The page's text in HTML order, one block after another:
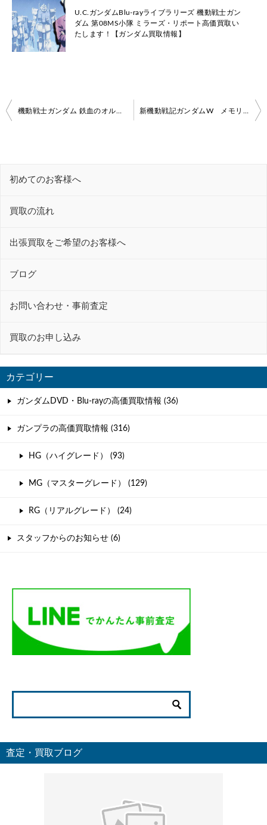
U.C.ガンダムBlu-rayライブラリーズ 機動戦士ガン
ダム 第08MS小隊 ミラーズ・リポート高価買取い
たします！【ガンダム買取情報】
投
ゲ
ー
ョ
機動戦士ガンダム 鉄血のオルフェンズ Blu-ray BOX Standard Edition 下巻<最終巻>高価買取いたします！ 新機動戦記ガンダムW メモリアルボックス版 高価買取いたします！
初めてのお客様へ
買取の流れ
出張買取をご希望のお客様へ
ブログ
お問い合わせ・事前査定
買取のお申し込み
カテゴリー
ガンダムDVD・Blu-rayの高価買取情報 (36)
ガンプラの高価買取情報 (316)
HG（ハイグレード） (93)
MG（マスターグレード） (129)
RG（リアルグレード） (24)
スタッフからのお知らせ (6)
査定・買取ブログ